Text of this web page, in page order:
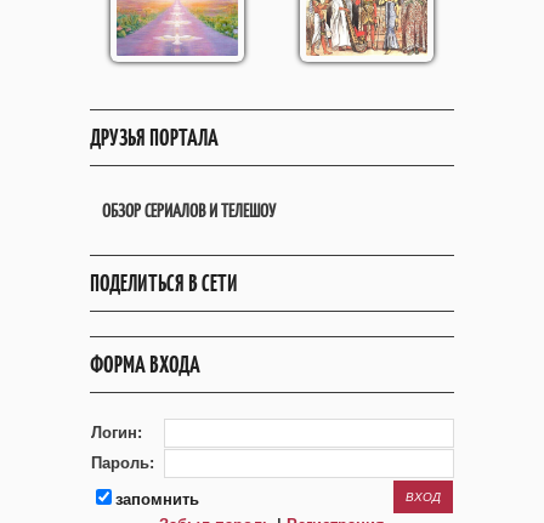
ДРУЗЬЯ ПОРТАЛА
ОБЗОР СЕРИАЛОВ И ТЕЛЕШОУ
ПОДЕЛИТЬСЯ В СЕТИ
ФОРМА ВХОДА
Логин:
Пароль:
запомнить